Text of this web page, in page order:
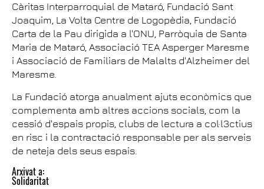
Càritas Interparroquial de Mataró, Fundació Sant
Joaquim, La Volta Centre de Logopèdia, Fundació
Carta de la Pau dirigida a l'ONU, Parròquia de Santa
Maria de Mataró, Associació TEA Asperger Maresme
i Associació de Familiars de Malalts d'Alzheimer del
Maresme.
La Fundació atorga anualment ajuts econòmics que
complementa amb altres accions socials, com la
cessió d'espais propis, clubs de lectura a col·l3ctius
en risc i la contractació responsable per als serveis
de neteja dels seus espais.
Arxivat a:
Solidaritat